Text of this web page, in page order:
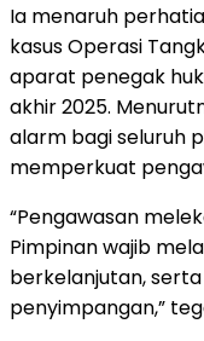
Ia menaruh
kasus Operasi
aparat penegak
akhir 2025.
alarm bagi seluruh
memperkuat
“Pengawasan
Pimpinan wajib
berkelanjutan,
penyimpangan,”